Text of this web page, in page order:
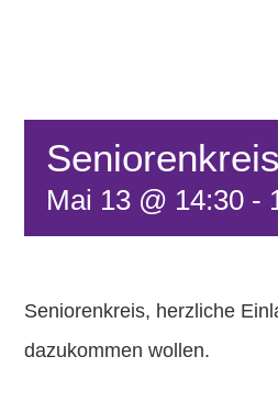
Seniorenkreis
Mai 13 @ 14:30 -
Seniorenkreis, herzliche
dazukommen wollen.